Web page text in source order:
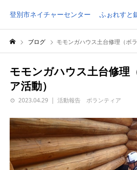
登別市ネイチャーセンター ふぉれすと
ブログ モモンガハウス土台修理（ボ
モモンガハウス土台修理
ア活動）
2023.04.29 活動報告 ボランティア